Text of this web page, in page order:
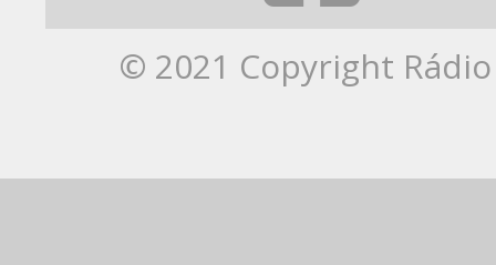
© 2021 Copyright